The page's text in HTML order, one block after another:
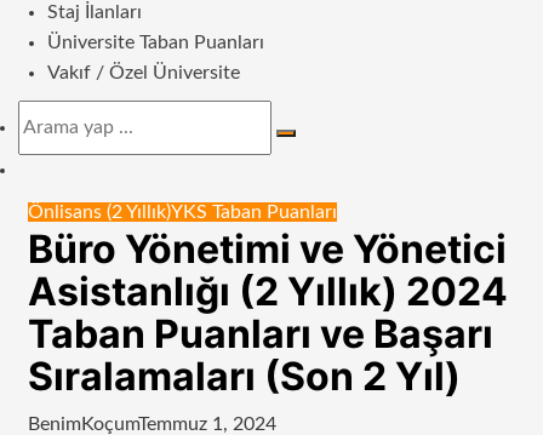
Staj İlanları
Üniversite Taban Puanları
Vakıf / Özel Üniversite
Arama
görünümü
değiştir
Önlisans (2 Yıllık)YKS Taban Puanları
Büro Yönetimi ve Yönetici
Asistanlığı (2 Yıllık) 2024
Taban Puanları ve Başarı
Sıralamaları (Son 2 Yıl)
BenimKoçumTemmuz 1, 2024